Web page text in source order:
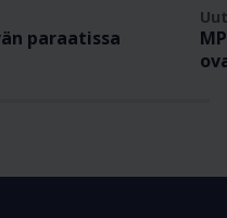
paraatissa